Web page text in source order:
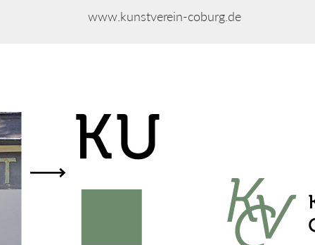
www.kunstverein-coburg.de